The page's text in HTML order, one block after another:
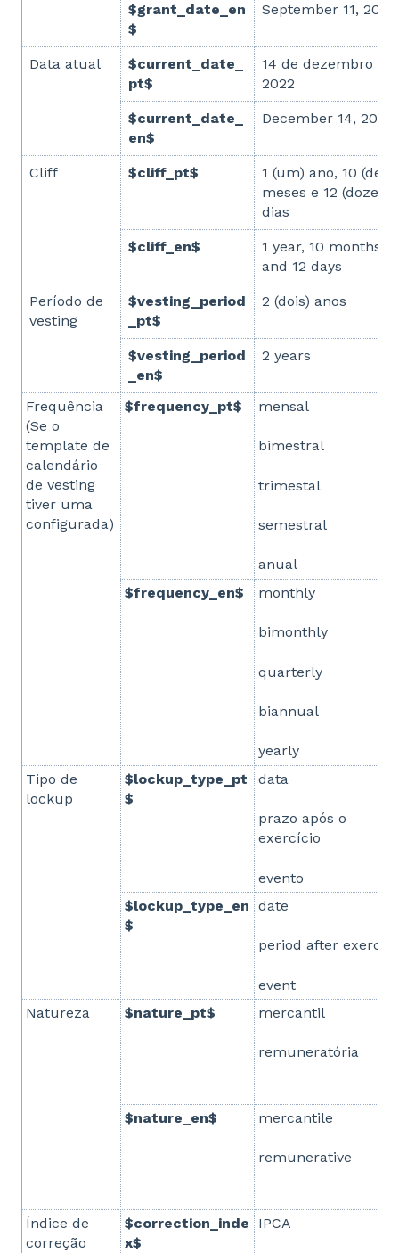
$grant_date_en
$
September 11, 2022
Data atual
$current_date_
pt$
14 de dezembro de
2022
$current_date_
en$
December 14, 2022
Cliff $cliff_pt$
1 (um) ano, 10 (dez)
meses e 12 (doze)
dias
$cliff_en$
1 year, 10 months
and 12 days
Período de
vesting
$vesting_period
_pt$
2 (dois) anos
$vesting_period
_en$
2 years
Frequência
(Se o
template de
calendário
de vesting
tiver uma
configurada)
$frequency_pt$ mensal
bimestral
trimestal
semestral
anual
$frequency_en$
monthly
bimonthly
quarterly
biannual
yearly
Tipo de
lockup
$lockup_type_pt
$
data
prazo após o
exercício
evento
$lockup_type_en
$
date
period after exercise
event
Natureza
$nature_pt$ mercantil
remuneratória
$nature_en$ mercantile
remunerative
Índice de
correção
$correction_inde
x$
IPCA